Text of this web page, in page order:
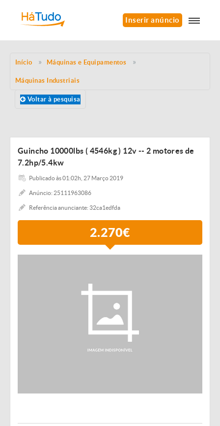
Inserir anúncio
Início Máquinas e Equipamentos
Máquinas Industriais
Voltar à pesquisa
Guincho 10000lbs ( 4546kg ) 12v -- 2 motores de
7.2hp/5.4kw
Publicado às 01:02h, 27 Março 2019
Anúncio: 25111963086
Referência anunciante: 32ca1edfda
2.270€